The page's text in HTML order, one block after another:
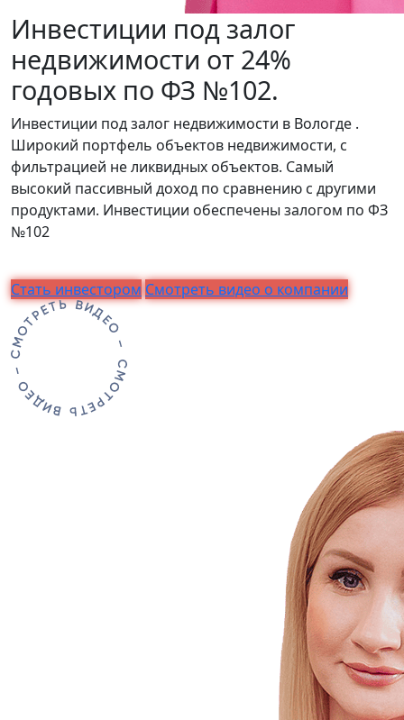
Инвестиции под залог
недвижимости от 24%
годовых по ФЗ №102.
Инвестиции под залог недвижимости в Вологде .
Широкий портфель объектов недвижимости, с
фильтрацией не ликвидных объектов. Самый
высокий пассивный доход по сравнению с другими
продуктами. Инвестиции обеспечены залогом по ФЗ
№102
Стать инвестором Смотреть видео о компании